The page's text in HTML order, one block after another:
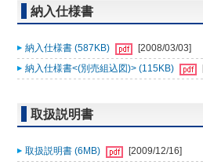
納入仕様書
納入仕様書 (587KB)
[2008/03/03]
納入仕様書<(別売組込図)> (115KB)
取扱説明書
取扱説明書 (6MB) [2009/12/16]